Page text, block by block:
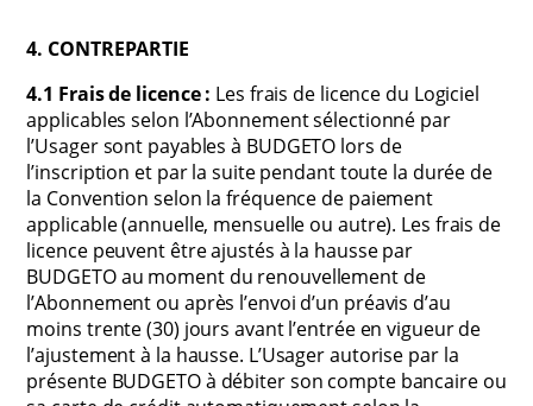
4. CONTREPARTIE
4.1 Frais de licence : Les frais de licence du Logiciel
applicables selon l’Abonnement sélectionné par
l’Usager sont payables à BUDGETO lors de
l’inscription et par la suite pendant toute la durée de
la Convention selon la fréquence de paiement
applicable (annuelle, mensuelle ou autre). Les frais de
licence peuvent être ajustés à la hausse par
BUDGETO au moment du renouvellement de
l’Abonnement ou après l’envoi d’un préavis d’au
moins trente (30) jours avant l’entrée en vigueur de
l’ajustement à la hausse. L’Usager autorise par la
présente BUDGETO à débiter son compte bancaire ou